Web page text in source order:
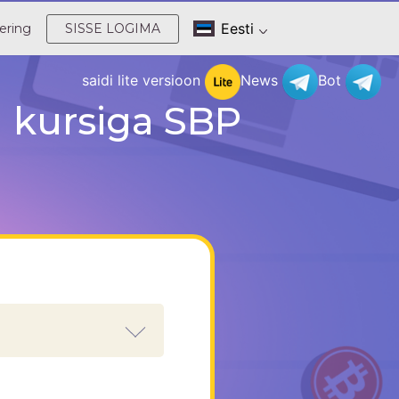
SISSE LOGIMA Eesti
saidi lite versioon News Bot
SBP